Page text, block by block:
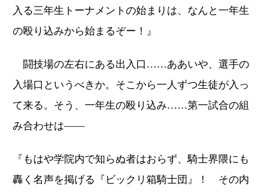
入る三年生トーナメントの始まりは、なんと一年生
の殴り込みから始まるぞー！』
闘技場の左右にある出入口……ああいや、選手の
入場口というべきか。そこから一人ずつ生徒が入っ
て来る。そう、一年生の殴り込み……第一試合の組
み合わせは――
『もはや学院内で知らぬ者はおらず、騎士界隈にも
轟く名声を掲げる『ビックリ箱騎士団』！ その内